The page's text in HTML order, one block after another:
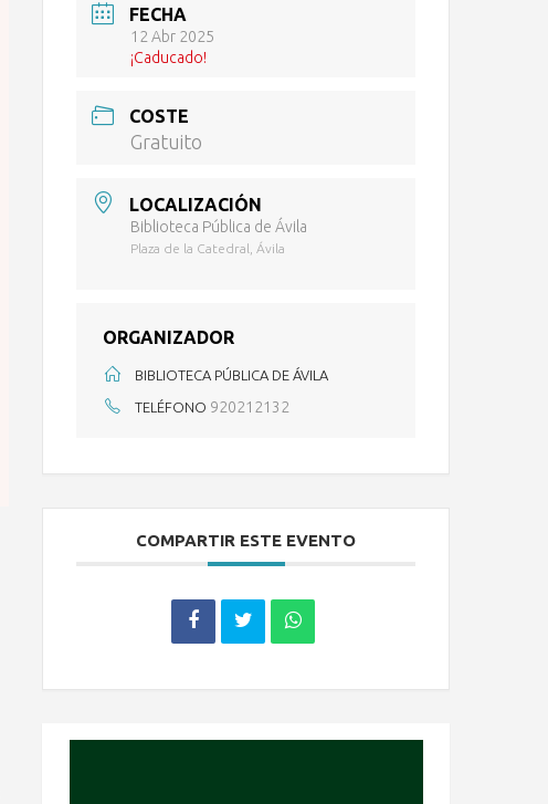
FECHA
12 Abr 2025
¡Caducado!
COSTE
Gratuito
LOCALIZACIÓN
Biblioteca Pública de Ávila
Plaza de la Catedral, Ávila
ORGANIZADOR
BIBLIOTECA PÚBLICA DE ÁVILA
TELÉFONO 920212132
COMPARTIR ESTE EVENTO